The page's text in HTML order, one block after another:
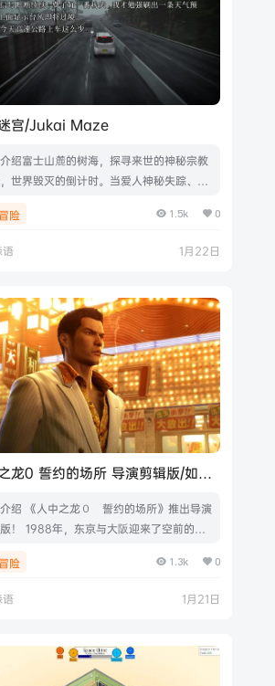
宫/Jukai Maze
绍富士山麓的树海，探寻来世的神秘宗教
世界毁灭的倒计时。当爱人神秘失踪、现
再度踏入那片无尽的迷宫，寻找隐藏在幽
中的出口。游戏视频游戏截图版本介绍Bu
容量4.11GB|官方简体中文|支持
险 1.5k 0
语 1月22日
龙0 誓约的场所 导演剪辑版/如龙
绍 《人中之龙０ 誓约的场所》推出导演
！ 1988年，东京与大阪迎来了空前的繁
年轻主角“桐生一马”以及“真岛吾朗”展
列史上最为危险的故事即将拉开帷幕……
图 版本介绍 v1.15|容量86.3GB|官方简体
险 1.3k 0
语 1月21日